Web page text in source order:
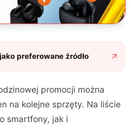
jako preferowane źródło
promocji można
na kolejne sprzęty. Na liście
smartfony, jak i